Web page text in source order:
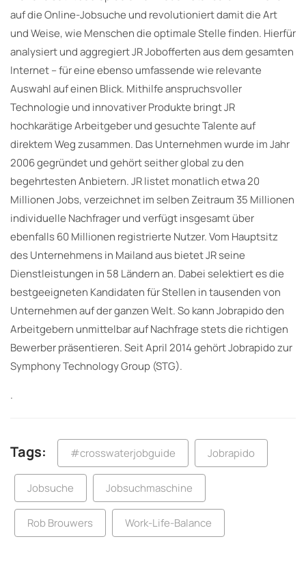
auf die Online-Jobsuche und revolutioniert damit die Art
und Weise, wie Menschen die optimale Stelle finden. Hierfür
analysiert und aggregiert JR Jobofferten aus dem gesamten
Internet – für eine ebenso umfassende wie relevante
Auswahl auf einen Blick. Mithilfe anspruchsvoller
Technologie und innovativer Produkte bringt JR
hochkarätige Arbeitgeber und gesuchte Talente auf
direktem Weg zusammen. Das Unternehmen wurde im Jahr
2006 gegründet und gehört seither global zu den
begehrtesten Anbietern. JR listet monatlich etwa 20
Millionen Jobs, verzeichnet im selben Zeitraum 35 Millionen
individuelle Nachfrager und verfügt insgesamt über
ebenfalls 60 Millionen registrierte Nutzer. Vom Hauptsitz
des Unternehmens in Mailand aus bietet JR seine
Dienstleistungen in 58 Ländern an. Dabei selektiert es die
bestgeeigneten Kandidaten für Stellen in tausenden von
Unternehmen auf der ganzen Welt. So kann Jobrapido den
Arbeitgebern unmittelbar auf Nachfrage stets die richtigen
Bewerber präsentieren. Seit April 2014 gehört Jobrapido zur
Symphony Technology Group (STG).
.
Tags: #crosswaterjobguide Jobrapido
Jobsuche Jobsuchmaschine
Rob Brouwers Work-Life-Balance